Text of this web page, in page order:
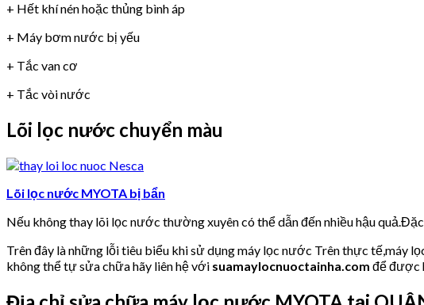
+ Hết khí nén hoặc thủng bình áp
+ Máy bơm nước bị yếu
+ Tắc van cơ
+ Tắc vòi nước
Lõi lọc nước chuyển màu
Lõi lọc nước MYOTA bị bẩn
Nếu không thay lõi lọc nước thường xuyên có thể dẫn đến nhiều hậu
Trên đây là những lỗi tiêu biểu khi sử dụng máy lọc nước Trên thực tế,máy
không thể tự sửa chữa hãy liên hệ với suamaylocnuoctainha.com để được